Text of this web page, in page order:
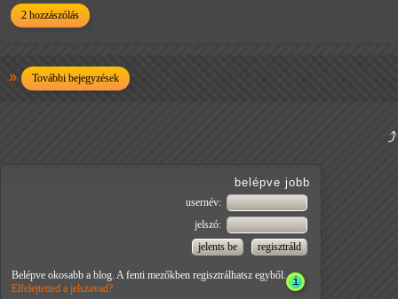
2 hozzászólás
További bejegyzések
belépve jobb
usernév:
jelszó:
Belépve okosabb a blog. A fenti mezőkben regisztrálhatsz egyből.
Elfelejtetted a jelszavad?